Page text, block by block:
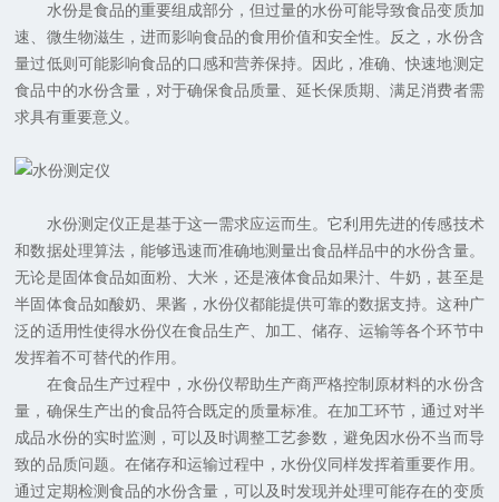
水份是食品的重要组成部分，但过量的水份可能导致食品变质加
速、微生物滋生，进而影响食品的食用价值和安全性。反之，水份含
量过低则可能影响食品的口感和营养保持。因此，准确、快速地测定
食品中的水份含量，对于确保食品质量、延长保质期、满足消费者需
求具有重要意义。
水份测定仪正是基于这一需求应运而生。它利用先进的传感技术
和数据处理算法，能够迅速而准确地测量出食品样品中的水份含量。
无论是固体食品如面粉、大米，还是液体食品如果汁、牛奶，甚至是
半固体食品如酸奶、果酱，水份仪都能提供可靠的数据支持。这种广
泛的适用性使得水份仪在食品生产、加工、储存、运输等各个环节中
发挥着不可替代的作用。
在食品生产过程中，水份仪帮助生产商严格控制原材料的水份含
量，确保生产出的食品符合既定的质量标准。在加工环节，通过对半
成品水份的实时监测，可以及时调整工艺参数，避免因水份不当而导
致的品质问题。在储存和运输过程中，水份仪同样发挥着重要作用。
通过定期检测食品的水份含量，可以及时发现并处理可能存在的变质